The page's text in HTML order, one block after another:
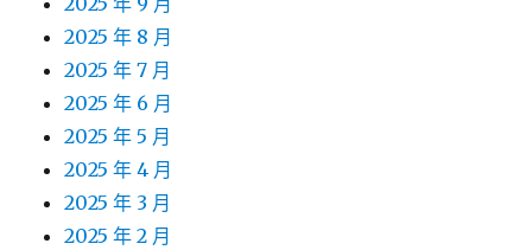
2025 年 8 月
2025 年 7 月
2025 年 6 月
2025 年 5 月
2025 年 4 月
2025 年 3 月
2025 年 2 月